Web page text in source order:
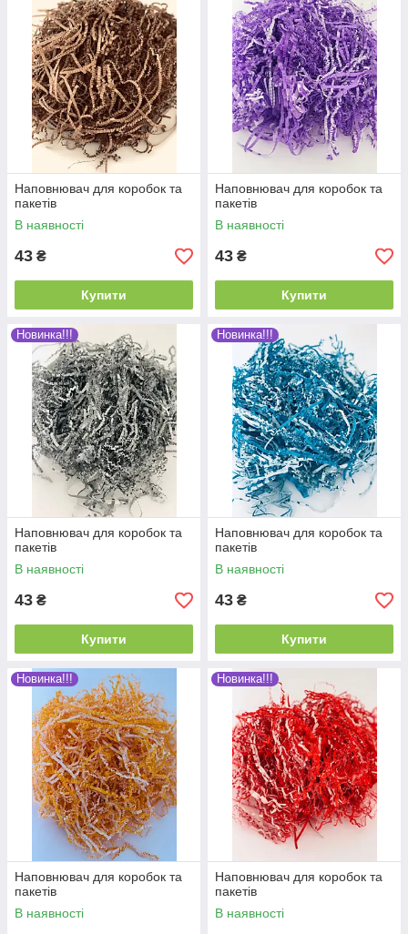
Наповнювач для коробок та
пакетів
В наявності
43 ₴
Купити
Наповнювач для коробок та
пакетів
В наявності
43 ₴
Купити
Новинка!!!
Наповнювач для коробок та
пакетів
В наявності
43 ₴
Купити
Новинка!!!
Наповнювач для коробок та
пакетів
В наявності
43 ₴
Купити
Новинка!!!
Наповнювач для коробок та
пакетів
В наявності
Новинка!!!
Наповнювач для коробок та
пакетів
В наявності